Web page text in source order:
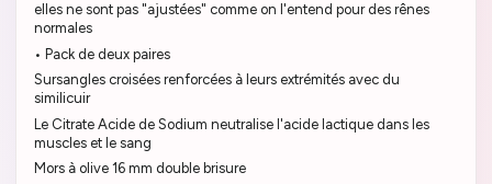
elles ne sont pas "ajustées" comme on l'entend pour des rênes
normales
• Pack de deux paires
Sursangles croisées renforcées à leurs extrémités avec du
similicuir
Le Citrate Acide de Sodium neutralise l'acide lactique dans les
muscles et le sang
Mors à olive 16 mm double brisure